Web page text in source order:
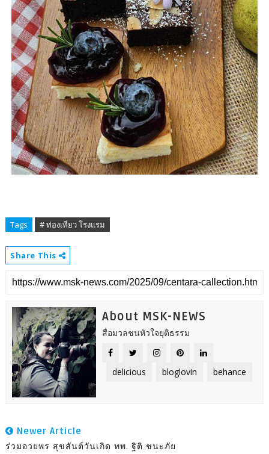
Tags # ท่องเที่ยว โรงแรม
Share This
About MSK-NEWS
สื่อมวลชนหัวใจยุติธรรม
delicious bloglovin behance
Newer Article
ร่วมอวยพร สุขสันต์วันเกิด ทพ. ฐิติ ชนะภัย